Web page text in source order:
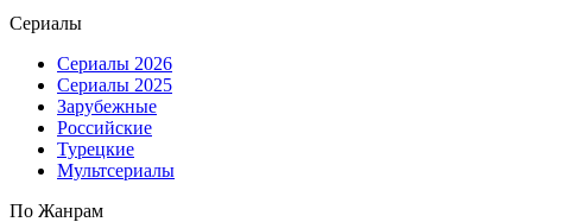
Сериалы
Сериалы 2026
Сериалы 2025
Зарубежные
Российские
Турецкие
Мультсериалы
По Жанрам